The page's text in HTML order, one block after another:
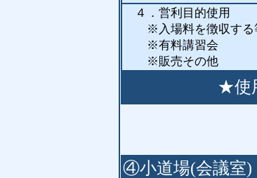
４．営利目的使用
※入場料を徴収する
※有料講習会
※販売その他
★使
④小道場(会議室)